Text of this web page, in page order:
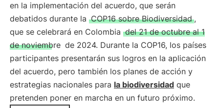
en la implementación del acuerdo, que serán
debatidos durante la COP16 sobre Biodiversidad ,
que se celebrará en Colombia del 21 de octubre al 1
de noviembre de 2024. Durante la COP16, los países
participantes presentarán sus logros en la aplicación
del acuerdo, pero también los planes de acción y
estrategias nacionales para la biodiversidad que
pretenden poner en marcha en un futuro próximo.